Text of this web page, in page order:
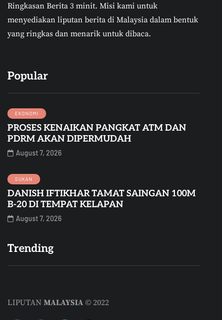
Ringkasan Berita 3 minit. Misi kami untuk
menyediakan liputan berita di Malaysia dalam bentuk
yang ringkas dan menarik untuk dibaca.
Popular
EKONOMI
PROSES KENAIKAN PANGKAT ATM DAN
PDRM AKAN DIPERMUDAH
August 7, 2026
SUKAN
DANISH IFTIKHAR TAMAT SAINGAN 100M
B-20 DI TEMPAT KELAPAN
August 7, 2026
Trending
LIPUTAN MALAYSIA © 2022